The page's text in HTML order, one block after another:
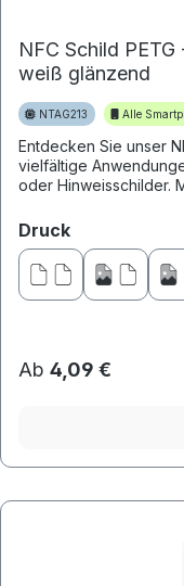
NFC Schild
weiß glänzend
NTAG213 Alle
Entdecken Sie unser
vielfältige
oder Hinweisschilder.
Druckauswählen
Ab 4,09 €